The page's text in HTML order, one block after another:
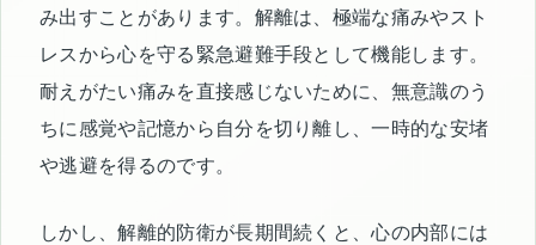
み出すことがあります。解離は、極端な痛みやスト
レスから心を守る緊急避難手段として機能します。
耐えがたい痛みを直接感じないために、無意識のう
ちに感覚や記憶から自分を切り離し、一時的な安堵
や逃避を得るのです。
しかし、解離的防衛が長期間続くと、心の内部には